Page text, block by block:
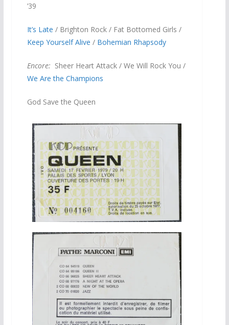
’39
It’s Late / Brighton Rock / Fat Bottomed Girls /
Keep Yourself Alive / Bohemian Rhapsody
Encore: Sheer Heart Attack / We Will Rock You /
We Are the Champions
God Save the Queen